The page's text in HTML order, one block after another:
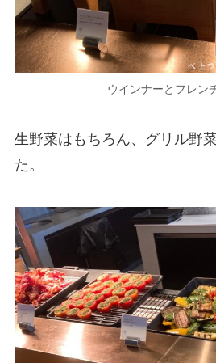
ウインナーとフレン
生野菜はもちろん、グリル野
た。